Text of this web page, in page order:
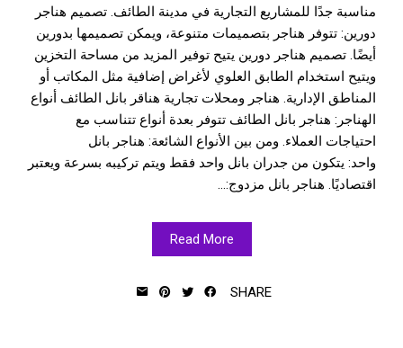
مناسبة جدًا للمشاريع التجارية في مدينة الطائف. تصميم هناجر
دورين: تتوفر هناجر بتصميمات متنوعة، ويمكن تصميمها بدورين
أيضًا. تصميم هناجر دورين يتيح توفير المزيد من مساحة التخزين
ويتيح استخدام الطابق العلوي لأغراض إضافية مثل المكاتب أو
المناطق الإدارية. هناجر ومحلات تجارية هناقر بانل الطائف أنواع
الهناجر: هناجر بانل الطائف تتوفر بعدة أنواع تتناسب مع
احتياجات العملاء. ومن بين الأنواع الشائعة: هناجر بانل
واحد: يتكون من جدران بانل واحد فقط ويتم تركيبه بسرعة ويعتبر
اقتصاديًا. هناجر بانل مزدوج:...
Read More
SHARE